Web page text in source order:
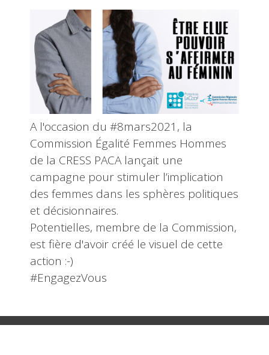
A l'occasion du #8mars2021, la
Commission Égalité Femmes Hommes
de la CRESS PACA lançait une
campagne pour stimuler l’implication
des femmes dans les sphères politiques
et décisionnaires.
Potentielles, membre de la Commission,
est fière d'avoir créé le visuel de cette
action :-)
#EngagezVous